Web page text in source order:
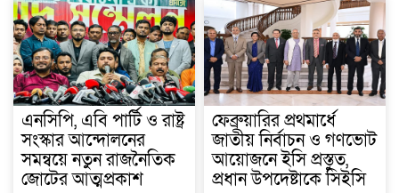
এনসিপি, এবি পার্টি ও রাষ্ট্র
সংস্কার আন্দোলনের
সমন্বয়ে নতুন রাজনৈতিক
জোটের আত্মপ্রকাশ
ফেব্রুয়ারির প্রথমার্ধে
জাতীয় নির্বাচন ও গণভোট
আয়োজনে ইসি প্রস্তুত,
প্রধান উপদেষ্টাকে সিইসি